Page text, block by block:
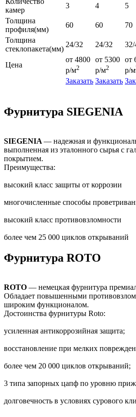
камер
3 4 5
Толщина
профиля(мм)
60 60 70
Толщина
стеклопакета(мм)
24/32 24/32 32/
Цена
от 4800
р/м2
от 5300
р/м2
от
р/м
Заказать Заказать
Фурнитура SIEGENIA
SIEGENIA — надежная и
выполненная из эталонного сырья с
покрытием.
Преимущества:
высокий класс защиты от коррозии
многочисленные способы
высокий класс противовзломности
более чем 25 000 циклов открываний
Фурнитура ROTO
ROTO — немецкая фурнитура
Обладает повышенными
широким функционалом.
Достоинства фурнитуры Roto:
усиленная антикоррозийная защита;
восстановление при мелких
более чем 20 000 циклов открываний;
3 типа запорных цапф по уровню
долговечность в условиях сурового